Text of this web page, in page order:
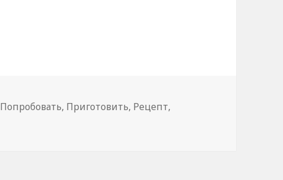
Попробовать, Приготовить, Рецепт,